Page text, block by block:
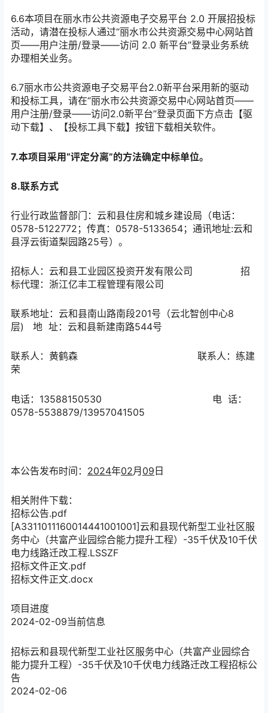
6.6本项目在丽水市公共资源电子交易平台 2.0 开展招投标
活动，请潜在投标人通过“丽水市公共资源交易中心网站首
页——用户注册/登录——访问 2.0 新平台”登录业务系统
办理相关业务。
6.7丽水市公共资源电子交易平台2.0新平台采用新的驱动
和投标工具，请在“丽水市公共资源交易中心网站首页——
用户注册/登录——访问2.0新平台”登录页面下方点击【驱
动下载】、【投标工具下载】按钮下载相关软件。
7.本项目采用“评定分离”的方法确定中标单位。
8.联系方式
行业行政监督部门：云和县住房和城乡建设局（电话：
0578-5122772；传真：0578-5133654；通讯地址:云和
县浮云街道梨园路25号） 。
招标人： 云和县工业园区投资开发有限公司
招
标代理： 浙江亿丰工程管理有限公司
联系地址：云和县南山路南段201号（云北智创中心8
层) 地 址： 云和县新建南路544号
联系人： 黄鹤森 联系人： 练建
荣
电话： 13588150530 电 话：
0578-5538879/13957041505
本公告发布时间： 2024年02月 09 日
相关附件下载：
招标公告.pdf
[A3311011160014441001001]云和县现代新型工业社区服
务中心（共富产业园综合能力提升工程）-35千伏及10千伏
电力线路迁改工程.LSSZF
招标文件正文.pdf
招标文件正文.docx
项目进度
2024-02-09当前信息
招标云和县现代新型工业社区服务中心（共富产业园综合
能力提升工程）-35千伏及10千伏电力线路迁改工程招标公
告
2024-02-06